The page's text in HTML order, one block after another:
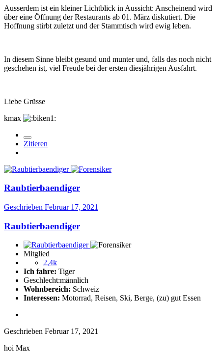
Ausserdem ist ein kleiner Lichtblick in Aussicht: Anscheinend wird
über eine Öffnung der Restaurants ab 01. März diskutiert. Die
Hoffnung stirbt zuletzt und der Stammtisch wird ewig leben.
In diesem Sinne bleibt gesund und munter und, falls das noch nicht
geschehen ist, viel Freude bei der ersten diesjährigen Ausfahrt.
Liebe Grüsse
kmax
Zitieren
Raubtierbaendiger
Geschrieben Februar 17, 2021
Raubtierbaendiger
Mitglied
2,4k
Ich fahre: Tiger
Geschlecht:männlich
Wohnbereich: Schweiz
Interessen: Motorrad, Reisen, Ski, Berge, (zu) gut Essen
Geschrieben Februar 17, 2021
hoi Max